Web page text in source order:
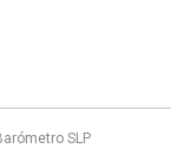
SLP